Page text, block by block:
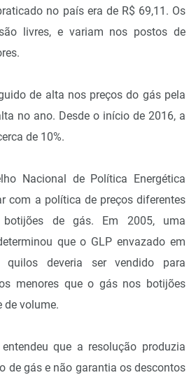
no país era de R$ 69,11. Os
livres, e variam nos postos de
de alta nos preços do gás pela
no ano. Desde o início de 2016, a
de 10%.
Nacional de Política Energética
com a política de preços diferentes
de gás. Em 2005, uma
que o GLP envazado em
deveria ser vendido para
menores que o gás nos botijões
de volume.
que a resolução produzia
de gás e não garantia os descontos